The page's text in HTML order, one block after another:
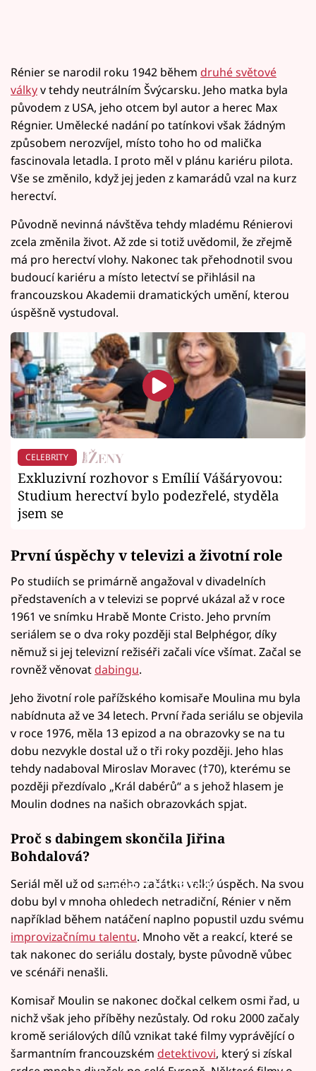
Rénier se narodil roku 1942 během druhé světové
válkyv tehdy neutrálním Švýcarsku. Jeho matka byla
původem z USA, jeho otcem byl autor a herec Max
Régnier. Umělecké nadání po tatínkovi však žádným
způsobem nerozvíjel, místo toho ho od malička
fascinovala letadla. I proto měl v plánu kariéru pilota.
Vše se změnilo, když jej jeden z kamarádů vzal na kurz
herectví.
Původně nevinná návštěva tehdy mladému Rénierovi
zcela změnila život. Až zde si totiž uvědomil, že zřejmě
má pro herectví vlohy. Nakonec tak přehodnotil svou
budoucí kariéru a místo letectví se přihlásil na
francouzskou Akademii dramatických umění, kterou
úspěšně vystudoval.
CELEBRITY
Exkluzivní rozhovor s Emílií Vášáryovou:
Studium herectví bylo podezřelé, styděla
jsem se
První úspěchy v televizi a životní role
Po studiích se primárně angažoval v divadelních
představeních a v televizi se poprvé ukázal až v roce
1961 ve snímku Hrabě Monte Cristo. Jeho prvním
seriálem se o dva roky později stal Belphégor, díky
němuž si jej televizní režiséři začali více všímat. Začal se
rovněž věnovat dabingu.
Jeho životní role pařížského komisaře Moulina mu byla
nabídnuta až ve 34 letech. První řada seriálu se objevila
v roce 1976, měla 13 epizod a na obrazovky se na tu
dobu nezvykle dostal už o tři roky později. Jeho hlas
tehdy nadaboval Miroslav Moravec (†70), kterému se
později přezdívalo „Král dabérů“ a s jehož hlasem je
Moulin dodnes na našich obrazovkách spjat.
Proč s dabingem skončila Jiřina
Bohdalová?
Failed to fetch
Seriál měl už od samého začátku velký úspěch. Na svou
dobu byl v mnoha ohledech netradiční, Rénier v něm
například během natáčení naplno popustil uzdu svému
improvizačnímu talentu. Mnoho vět a reakcí, které se
tak nakonec do seriálu dostaly, byste původně vůbec
ve scénáři nenašli.
Komisař Moulin se nakonec dočkal celkem osmi řad, u
nichž však jeho příběhy nezůstaly. Od roku 2000 začaly
kromě seriálových dílů vznikat také filmy vyprávějící o
šarmantním francouzském detektivovi, který si získal